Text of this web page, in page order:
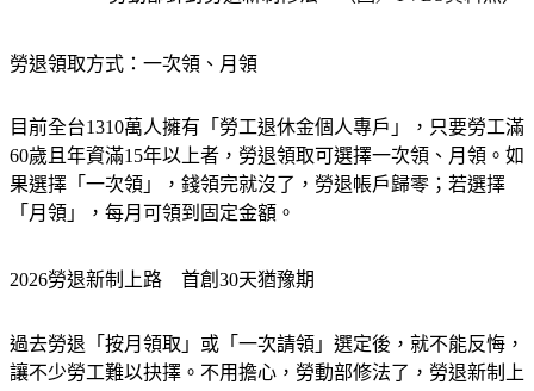
60歲且年資滿15年以上者，勞退領取可選擇一次領、月領。如
果選擇「一次領」，錢領完就沒了，勞退帳戶歸零；若選擇
「月領」，每月可領到固定金額。
讓不少勞工難以抉擇。不用擔心，勞動部修法了，勞退新制上
路，其中首創「30天猶豫期」，如果請領月退休金者，可在首